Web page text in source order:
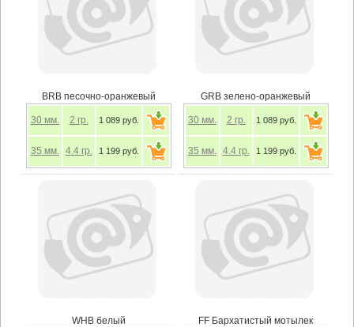
BRB песочно-оранжевый
30 мм. 2 гр. 1 089 руб.
35 мм. 4.4 гр. 1 199 руб.
GRB зелено-оранжевый
30 мм. 2 гр. 1 089 руб.
35 мм. 4.4 гр. 1 199 руб.
WHB белый FF Бархатистый мотылек